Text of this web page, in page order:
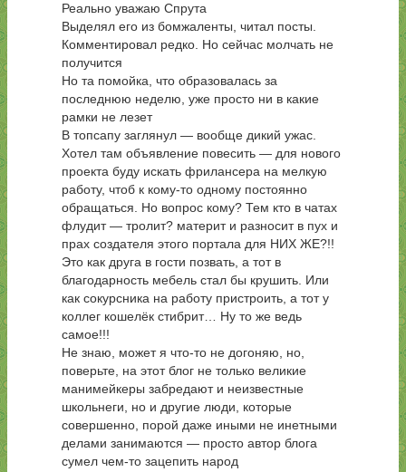
Реально уважаю Спрута
Выделял его из бомжаленты, читал посты.
Комментировал редко. Но сейчас молчать не
получится
Но та помойка, что образовалась за
последнюю неделю, уже просто ни в какие
рамки не лезет
В топсапу заглянул — вообще дикий ужас.
Хотел там объявление повесить — для нового
проекта буду искать фрилансера на мелкую
работу, чтоб к кому-то одному постоянно
обращаться. Но вопрос кому? Тем кто в чатах
флудит — тролит? материт и разносит в пух и
прах создателя этого портала для НИХ ЖЕ?!!
Это как друга в гости позвать, а тот в
благодарность мебель стал бы крушить. Или
как сокурсника на работу пристроить, а тот у
коллег кошелёк стибрит… Ну то же ведь
самое!!!
Не знаю, может я что-то не догоняю, но,
поверьте, на этот блог не только великие
манимейкеры забредают и неизвестные
школьнеги, но и другие люди, которые
совершенно, порой даже иными не инетными
делами занимаются — просто автор блога
сумел чем-то зацепить народ